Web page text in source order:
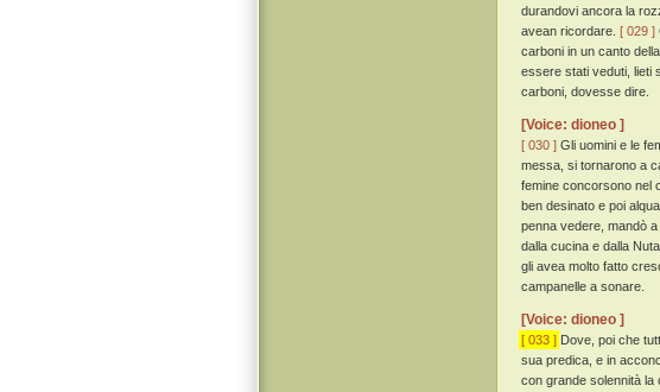
durandovi ancora la
avean ricordare. [ 029 ]
carboni in un canto
essere stati veduti, lieti
carboni, dovesse dire.
[Voice: dioneo ]
[ 030 ] Gli uomini e le
messa, si tornarono a
femine concorsono nel
ben desinato e poi
penna vedere, mandò
dalla cucina e dalla
gli avea molto fatto
campanelle a sonare.
[Voice: dioneo ]
[ 033 ] Dove, poi che
sua predica, e in
con grande solennità la